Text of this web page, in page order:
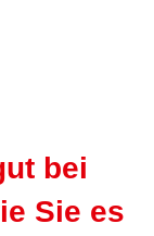
bei
Sie es